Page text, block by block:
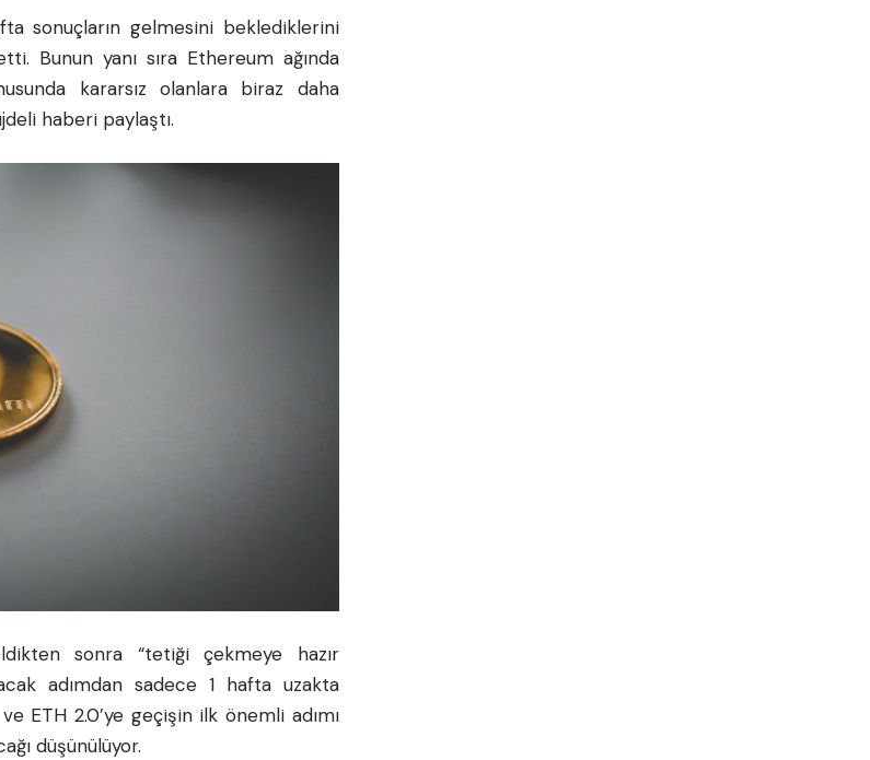
sonuçların gelmesini beklediklerini
Bunun yanı sıra Ethereum ağında
kararsız olanlara biraz daha
haberi paylaştı.
sonra “tetiği çekmeye hazır
adımdan sadece 1 hafta uzakta
ETH 2.0’ye geçişin ilk önemli adımı
düşünülüyor.